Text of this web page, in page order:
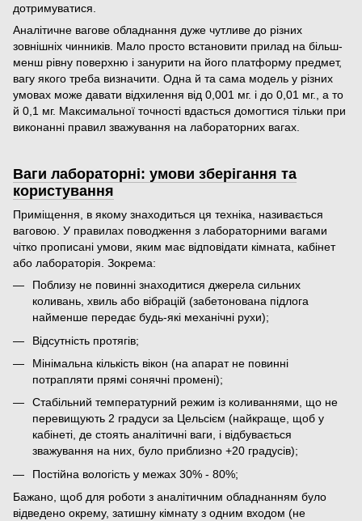
дотримуватися.
Аналітичне вагове обладнання дуже чутливе до різних
зовнішніх чинників. Мало просто встановити прилад на більш-
менш рівну поверхню і занурити на його платформу предмет,
вагу якого треба визначити. Одна й та сама модель у різних
умовах може давати відхилення від 0,001 мг. і до 0,01 мг., а то
й 0,1 мг. Максимальної точності вдасться домогтися тільки при
виконанні правил зважування на лабораторних вагах.
Ваги лабораторні: умови зберігання та
користування
Приміщення, в якому знаходиться ця техніка, називається
ваговою. У правилах поводження з лабораторними вагами
чітко прописані умови, яким має відповідати кімната, кабінет
або лабораторія. Зокрема:
Поблизу не повинні знаходитися джерела сильних
коливань, хвиль або вібрацій (забетонована підлога
найменше передає будь-які механічні рухи);
Відсутність протягів;
Мінімальна кількість вікон (на апарат не повинні
потрапляти прямі сонячні промені);
Стабільний температурний режим із коливаннями, що не
перевищують 2 градуси за Цельсієм (найкраще, щоб у
кабінеті, де стоять аналітичні ваги, і відбувається
зважування на них, було приблизно +20 градусів);
Постійна вологість у межах 30% - 80%;
Бажано, щоб для роботи з аналітичним обладнанням було
відведено окрему, затишну кімнату з одним входом (не